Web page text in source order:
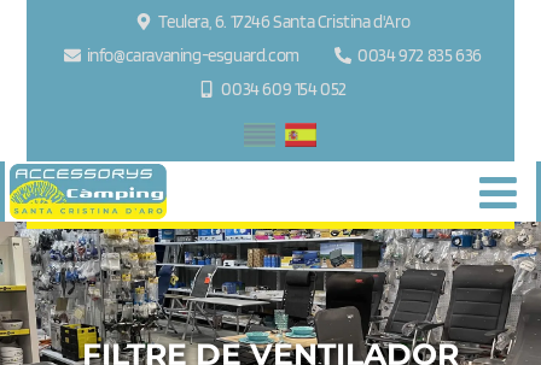
Teulera, 6. 17246 Santa Cristina d'Aro
info@caravaning-esguard.com
0034 972 835 636
0034 609 154 052
FILTRE DE VENTILADOR